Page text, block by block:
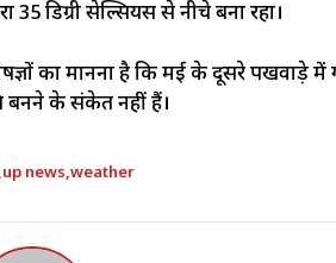
35 डिग्री सेल्सियस से नीचे बना रहा।
का मानना है कि मई के दूसरे पखवाड़े
बनने के संकेत नहीं हैं।
up news,weather